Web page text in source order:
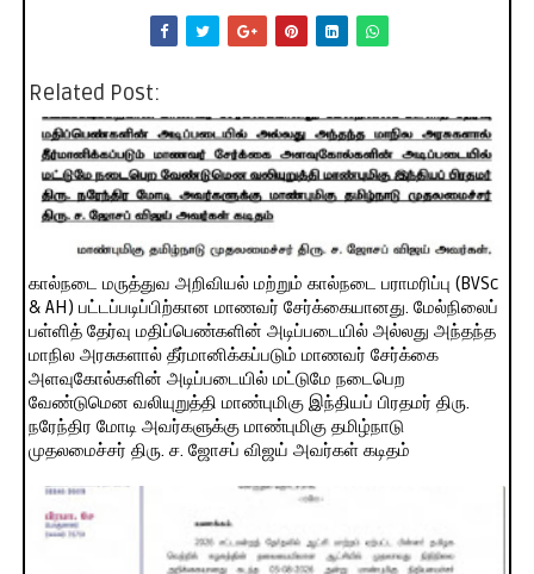
Related Post:
கால்நடை மருத்துவ அறிவியல் மற்றும் கால்நடை பராமரிப்பு (BVSc
& AH) பட்டப்படிப்பிற்கான மாணவர் சேர்க்கையானது. மேல்நிலைப்
பள்ளித் தேர்வு மதிப்பெண்களின் அடிப்படையில் அல்லது அந்தந்த
மாநில அரசுகளால் தீர்மானிக்கப்படும் மாணவர் சேர்க்கை
அளவுகோல்களின் அடிப்படையில் மட்டுமே நடைபெற
வேண்டுமென வலியுறுத்தி மாண்புமிகு இந்தியப் பிரதமர் திரு.
நரேந்திர மோடி அவர்களுக்கு மாண்புமிகு தமிழ்நாடு
முதலமைச்சர் திரு. ச. ஜோசப் விஜய் அவர்கள் கடிதம்